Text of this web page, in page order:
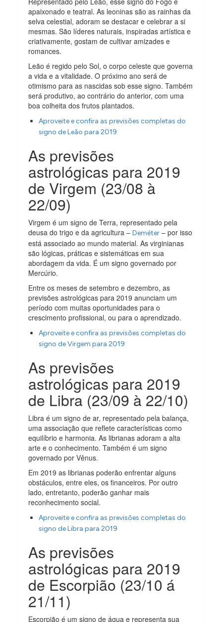
apaixonado e teatral. As leoninas são as rainhas da
selva celestial, adoram se destacar e celebrar a si
mesmas. São líderes naturais, inspiradas artística e
criativamente, gostam de cultivar amizades e
romances.
Leão é regido pelo Sol, o corpo celeste que governa
a vida e a vitalidade. O próximo ano será de
otimismo para as nascidas sob esse signo. Também
será produtivo, ao contrário do anterior, com uma
boa colheita dos frutos plantados.
Aproveite e confira as previsões completas do
signo de Leão para 2019
As previsões
astrológicas para 2019
de Virgem (23/08 à
22/09)
Virgem é um signo de Terra, representado pela
deusa do trigo e da agricultura –Deméter – por isso
está associado ao mundo material. As virginianas
são lógicas, práticas e sistemáticas em sua
abordagem da vida. É um signo governado por
Mercúrio.
Entre os meses de setembro e dezembro, as
previsões astrológicas para 2019 anunciam um
período com muitas oportunidades para o
crescimento profissional, ou para o aprendizado.
Aproveite e confira as previsões completas do
signo de Virgem para 2019
As previsões
astrológicas para 2019
de Libra (23/09 à 22/10)
Libra é um signo de ar, representado pela balança,
uma associação que reflete características como
equilíbrio e harmonia. As librianas adoram a alta
arte e o conhecimento. Também é um signo
governado por Vênus.
Em 2019 as librianas poderão enfrentar alguns
obstáculos, entre eles, os financeiros. Por outro
lado, entretanto, poderão ganhar mais
reconhecimento social.
Aproveite e confira as previsões completas do
signo de Libra para 2019
As previsões
astrológicas para 2019
de Escorpião (23/10 á
21/11)
Escorpião é um signo de água e representa sua